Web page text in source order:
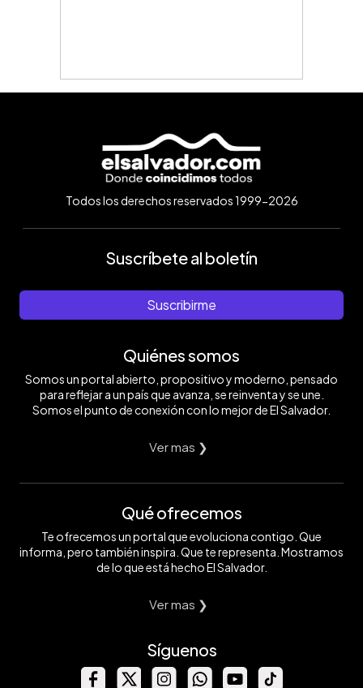
Todos los derechos reservados 1999-2026
Suscríbete al boletín
Suscribirme
Quiénes somos
Somos un portal abierto, propositivo y moderno, pensado
para reflejar a un país que avanza, se reinventa y se une.
Somos el punto de conexión con lo mejor de El Salvador.
Ver mas ❯
Qué ofrecemos
Te ofrecemos un portal que evoluciona contigo. Que
informa, pero también inspira. Que te representa. Mostramos
de lo que está hecho El Salvador.
Ver mas ❯
Síguenos